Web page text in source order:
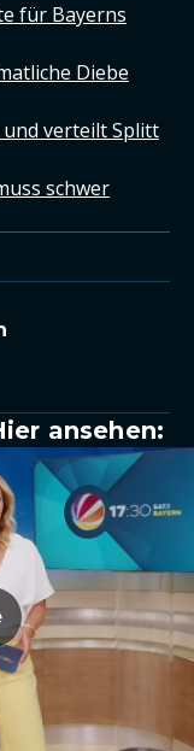
für Bayerns
Diebe
und verteilt Splitt
schwer
ansehen: